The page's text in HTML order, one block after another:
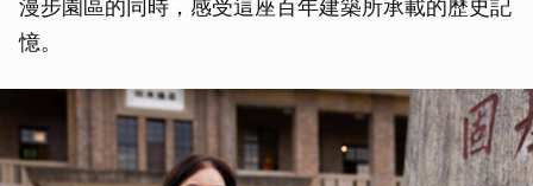
漫步園區的同時，感受這座百年建築所承載的歷史記
憶。